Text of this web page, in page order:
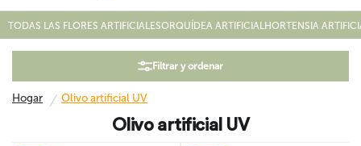
TODAS LAS FLORES ARTIFICIALESORQUÍDEA ARTIFICIALHORTENSIA
Filtrar y ordenar
Hogar / Olivo artificial UV
Olivo artificial UV